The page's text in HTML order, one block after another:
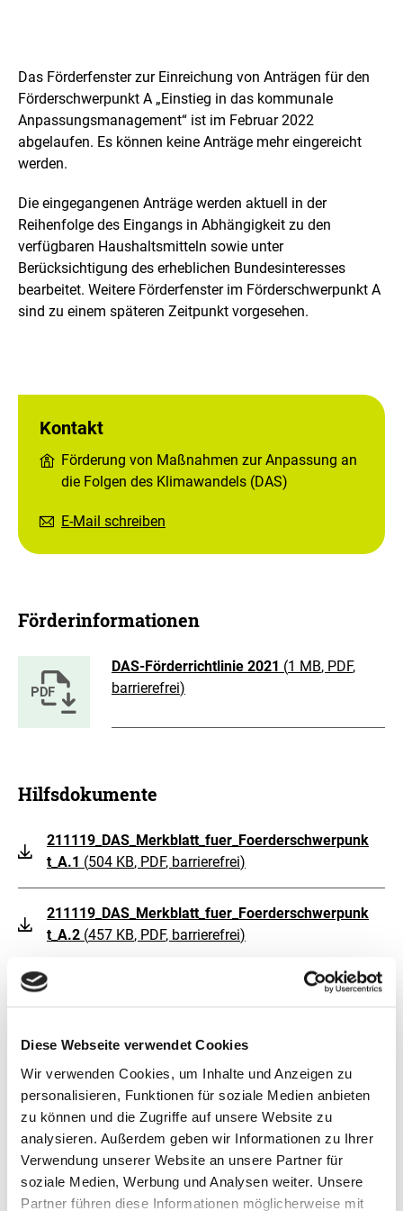
Diese Webseite verwendet Cookies
Wir verwenden Cookies, um Inhalte und Anzeigen zu
personalisieren, Funktionen für soziale Medien anbieten
zu können und die Zugriffe auf unsere Website zu
analysieren. Außerdem geben wir Informationen zu Ihrer
Verwendung unserer Website an unsere Partner für
soziale Medien, Werbung und Analysen weiter. Unsere
Partner führen diese Informationen möglicherweise mit
Das Förderfenster zur Einreichung von Anträgen für den
Förderschwerpunkt A „Einstieg in das kommunale
Anpassungsmanagement“ ist im Februar 2022
abgelaufen. Es können keine Anträge mehr eingereicht
werden.
Die eingegangenen Anträge werden aktuell in der
Reihenfolge des Eingangs in Abhängigkeit zu den
verfügbaren Haushaltsmitteln sowie unter
Berücksichtigung des erheblichen Bundesinteresses
bearbeitet. Weitere Förderfenster im Förderschwerpunkt A
sind zu einem späteren Zeitpunkt vorgesehen.
Kontakt
Förderung von Maßnahmen zur Anpassung an
die Folgen des Klimawandels (DAS)
E-Mail schreiben
Förderinformationen
DAS-Förderrichtlinie 2021 (1 MB, PDF,
barrierefrei)
Hilfsdokumente
211119_DAS_Merkblatt_fuer_Foerderschwerpunk
t_A.1 (504 KB, PDF, barrierefrei)
211119_DAS_Merkblatt_fuer_Foerderschwerpunk
t_A.2 (457 KB, PDF, barrierefrei)
211119_DAS_Merkblatt_fuer_Foerderschwerpunk
t_A.3(464 KB, PDF, barrierefrei)
df (149 KB , PDF)
Merkblatt nachhaltiges Anpassungsmanagement
(811 KB, PDF, barrierefrei)